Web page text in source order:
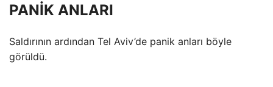
PANİK ANLARI
Saldırının ardından Tel Aviv’de panik anları böyle
görüldü.